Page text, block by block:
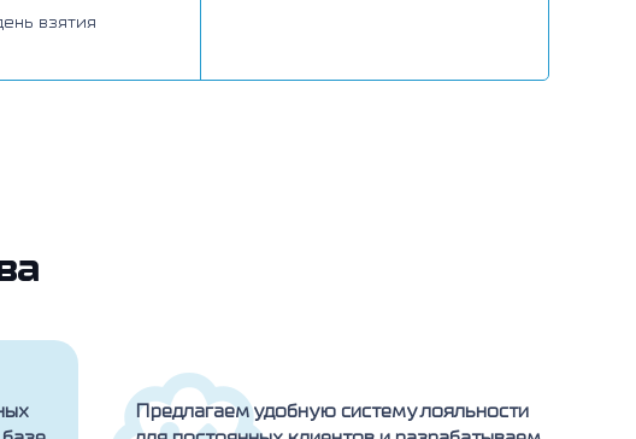
взятия
Предлагаем удобную систему лояльности